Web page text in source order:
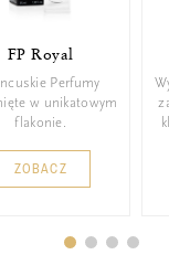
FP Royal
Perfumy
w unikatowym
flakonie.
ZOBACZ